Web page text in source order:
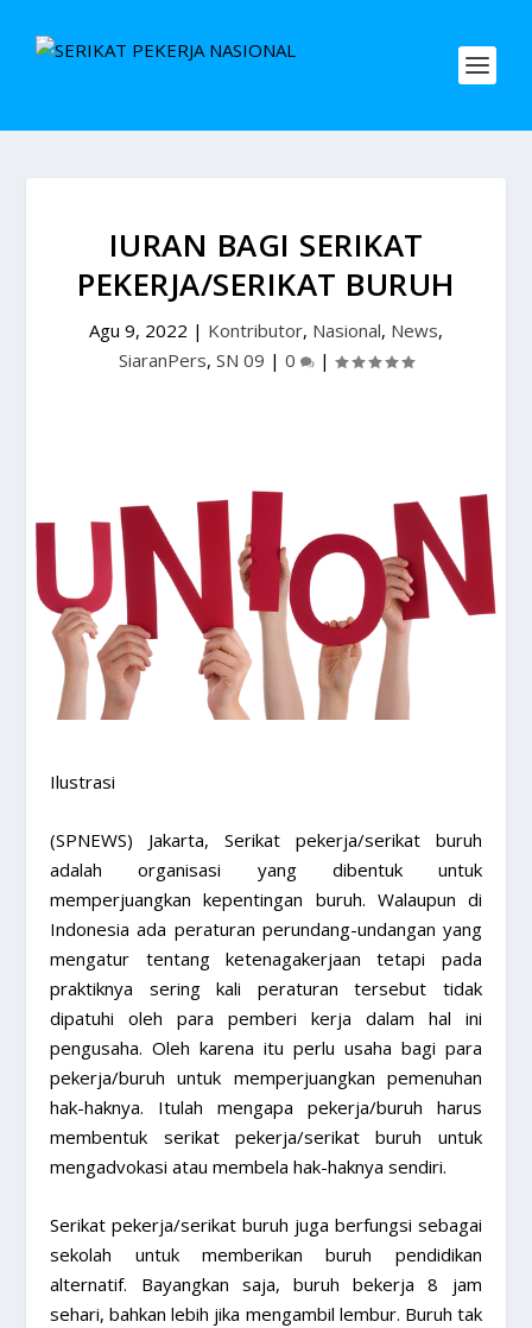
IURAN BAGI SERIKAT
PEKERJA/SERIKAT BURUH
Agu 9, 2022 | Kontributor, Nasional, News,
SiaranPers, SN 09 | 0 |
Ilustrasi
(SPNEWS) Jakarta, Serikat pekerja/serikat buruh
adalah organisasi yang dibentuk untuk
memperjuangkan kepentingan buruh. Walaupun di
Indonesia ada peraturan perundang-undangan yang
mengatur tentang ketenagakerjaan tetapi pada
praktiknya sering kali peraturan tersebut tidak
dipatuhi oleh para pemberi kerja dalam hal ini
pengusaha. Oleh karena itu perlu usaha bagi para
pekerja/buruh untuk memperjuangkan pemenuhan
hak-haknya. Itulah mengapa pekerja/buruh harus
membentuk serikat pekerja/serikat buruh untuk
mengadvokasi atau membela hak-haknya sendiri.
Serikat pekerja/serikat buruh juga berfungsi sebagai
sekolah untuk memberikan buruh pendidikan
alternatif. Bayangkan saja, buruh bekerja 8 jam
sehari, bahkan lebih jika mengambil lembur. Buruh tak